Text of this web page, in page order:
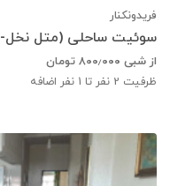
فریدونکنار
سوئیت ساحلی (متل نخل- 105)
از شبی ۸۰۰٫۰۰۰ تومان
ظرفیت 2 نفر تا 1 نفر اضافه